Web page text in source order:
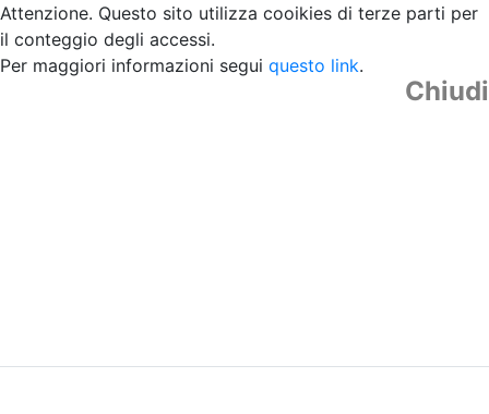
Attenzione. Questo sito utilizza cooikies di terze parti per
il conteggio degli accessi.
Per maggiori informazioni segui questo link.
Chiudi